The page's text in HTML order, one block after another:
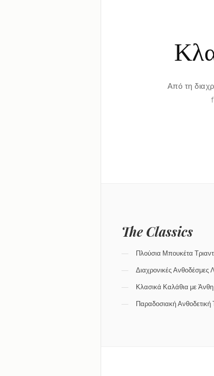
Από τη
The Classics
Πλούσια Μπουκέτα
Διαχρονικές Ανθοδέσμες
Κλασικά Καλάθια με
Παραδοσιακή Ανθοδετική